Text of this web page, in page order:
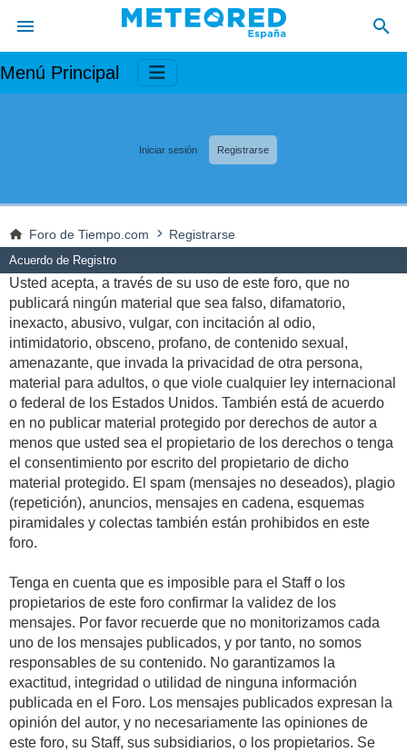
Menú Principal
Iniciar sesión Registrarse
Foro de Tiempo.com Registrarse
Acuerdo de Registro
Usted acepta, a través de su uso de este foro, que no
publicará ningún material que sea falso, difamatorio,
inexacto, abusivo, vulgar, con incitación al odio,
intimidatorio, obsceno, profano, de contenido sexual,
amenazante, que invada la privacidad de otra persona,
material para adultos, o que viole cualquier ley internacional
o federal de los Estados Unidos. También está de acuerdo
en no publicar material protegido por derechos de autor a
menos que usted sea el propietario de los derechos o tenga
el consentimiento por escrito del propietario de dicho
material protegido. El spam (mensajes no deseados), plagio
(repetición), anuncios, mensajes en cadena, esquemas
piramidales y colectas también están prohibidos en este
foro.
Tenga en cuenta que es imposible para el Staff o los
propietarios de este foro confirmar la validez de los
mensajes. Por favor recuerde que no monitorizamos cada
uno de los mensajes publicados, y por tanto, no somos
responsables de su contenido. No garantizamos la
exactitud, integridad o utilidad de ninguna información
publicada en el Foro. Los mensajes publicados expresan la
opinión del autor, y no necesariamente las opiniones de
este foro, su Staff, sus subsidiarios, o los propietarios. Se